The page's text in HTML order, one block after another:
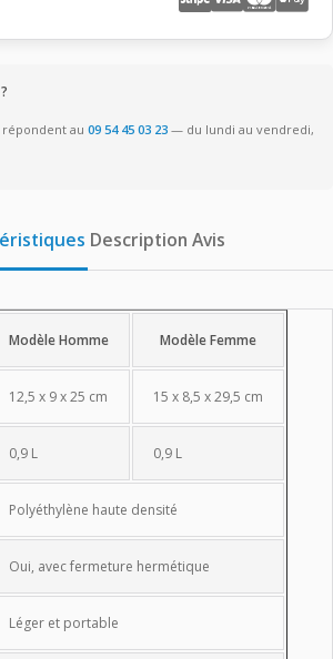
répondent au 09 54 45 03 23 — du lundi au vendredi,
Description Avis
Modèle Homme Modèle Femme
12,5 x 9 x 25 cm 15 x 8,5 x 29,5 cm
0,9 L 0,9 L
Polyéthylène haute densité
Oui, avec fermeture hermétique
Léger et portable